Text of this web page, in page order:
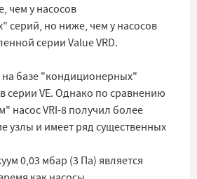
чем у насосов
серий, но ниже, чем у насосов
серии Value VRD.
на базе "кондиционерных"
серии VE. Однако по сравнению
насос VRI-8 получил более
узлы и имеет ряд существенных
0,03 мбар (3 Па) является